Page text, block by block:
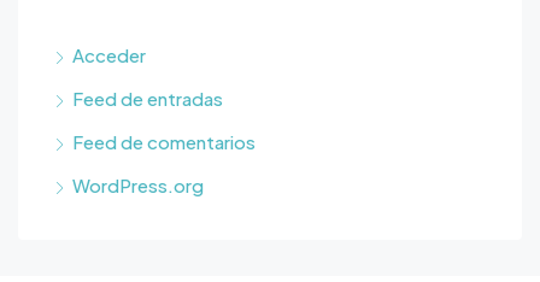
Acceder
Feed de entradas
Feed de comentarios
WordPress.org